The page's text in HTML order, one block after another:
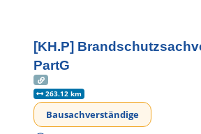
[KH.P]
PartG
263.12 km
Bausachverständige